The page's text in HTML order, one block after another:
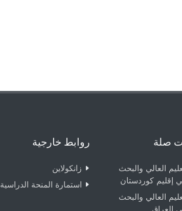
صلة
العالي والبحث
إقليم كوردستان
العالي والبحث
العراق
روابط خارجية
زانکولاین
استمارة المنحة الدراسية